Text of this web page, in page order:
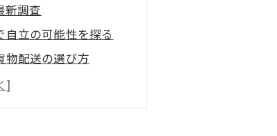
新調査
立の可能性を探る
物配送の選び方
す最新動向を解説
向けた業界研究